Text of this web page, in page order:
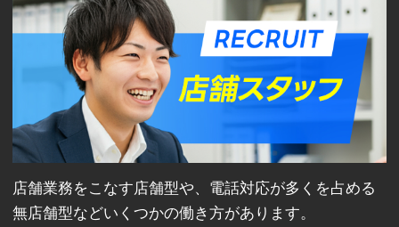
店舗業務をこなす店舗型や、電話対応が多くを占める
無店舗型などいくつかの働き方があります。